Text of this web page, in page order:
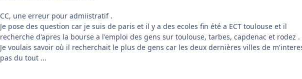
CC, une erreur pour admiistratif .
Je pose des question car je suis de paris et il y a des ecoles fin été a ECT toulouse et il
recherche d'apres la bourse a l'emploi des gens sur toulouse, tarbes, capdenac et rodez .
Je voulais savoir où il recherchait le plus de gens car les deux dernières villes de
pas du tout ...